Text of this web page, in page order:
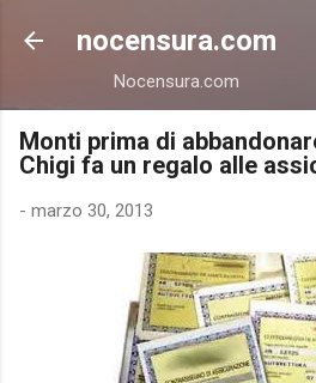
Passa ai contenuti
nocensura.com
Nocensura.com
Monti prima di
Chigi fa un regalo alle
- marzo 30, 2013